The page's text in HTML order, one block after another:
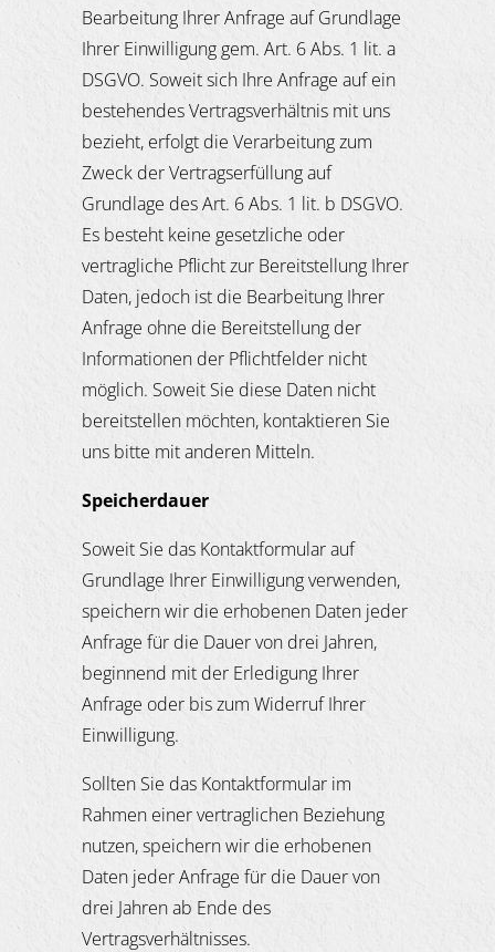
Bearbeitung Ihrer Anfrage auf Grundlage
Ihrer Einwilligung gem. Art. 6 Abs. 1 lit. a
DSGVO. Soweit sich Ihre Anfrage auf ein
bestehendes Vertragsverhältnis mit uns
bezieht, erfolgt die Verarbeitung zum
Zweck der Vertragserfüllung auf
Grundlage des Art. 6 Abs. 1 lit. b DSGVO.
Es besteht keine gesetzliche oder
vertragliche Pflicht zur Bereitstellung Ihrer
Daten, jedoch ist die Bearbeitung Ihrer
Anfrage ohne die Bereitstellung der
Informationen der Pflichtfelder nicht
möglich. Soweit Sie diese Daten nicht
bereitstellen möchten, kontaktieren Sie
uns bitte mit anderen Mitteln.
Speicherdauer
Soweit Sie das Kontaktformular auf
Grundlage Ihrer Einwilligung verwenden,
speichern wir die erhobenen Daten jeder
Anfrage für die Dauer von drei Jahren,
beginnend mit der Erledigung Ihrer
Anfrage oder bis zum Widerruf Ihrer
Einwilligung.
Sollten Sie das Kontaktformular im
Rahmen einer vertraglichen Beziehung
nutzen, speichern wir die erhobenen
Daten jeder Anfrage für die Dauer von
drei Jahren ab Ende des
Vertragsverhältnisses.